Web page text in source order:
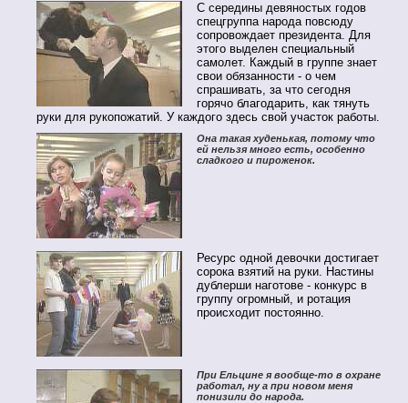
С середины девяностых годов
спецгруппа народа повсюду
сопровождает президента. Для
этого выделен специальный
самолет. Каждый в группе знает
свои обязанности - о чем
спрашивать, за что сегодня
горячо благодарить, как тянуть
руки для рукопожатий. У каждого здесь свой участок работы.
Она такая худенькая, потому что
ей нельзя много есть, особенно
сладкого и пироженок.
Ресурс одной девочки достигает
сорока взятий на руки. Настины
дублерши наготове - конкурс в
группу огромный, и ротация
происходит постоянно.
При Ельцине я вообще-то в охране
работал, ну а при новом меня
понизили до народа.